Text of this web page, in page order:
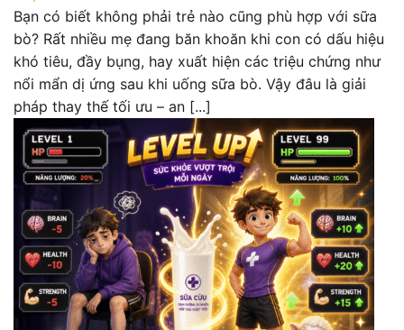
Bạn có biết không phải trẻ nào cũng phù hợp với sữa
bò? Rất nhiều mẹ đang băn khoăn khi con có dấu hiệu
khó tiêu, đầy bụng, hay xuất hiện các triệu chứng như
nổi mẩn dị ứng sau khi uống sữa bò. Vậy đâu là giải
pháp thay thế tối ưu – an [...]